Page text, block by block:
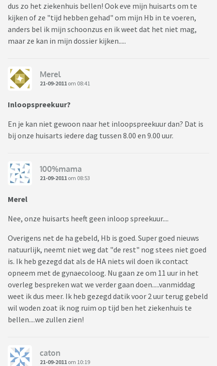
dus zo het ziekenhuis bellen! Ook eve mijn huisarts om te
kijken of ze "tijd hebben gehad" om mijn Hb in te voeren,
anders bel ik mijn schoonzus en ik weet dat het niet mag,
maar ze kan in mijn dossier kijken.....
Merel
21-09-2011 om 08:41
Inloopspreekuur?
En je kan niet gewoon naar het inloopspreekuur dan? Dat is
bij onze huisarts iedere dag tussen 8.00 en 9.00 uur.
100%mama
21-09-2011 om 08:53
Merel
Nee, onze huisarts heeft geen inloop spreekuur....
Overigens net de ha gebeld, Hb is goed. Super goed nieuws
natuurlijk, neemt niet weg dat "de rest" nog stees niet goed
is. Ik heb gezegd dat als de HA niets wil doen ik contact
opneem met de gynaecoloog. Nu gaan ze om 11 uur in het
overleg bespreken wat we verder gaan doen.....vanmiddag
weet ik dus meer. Ik heb gezegd datik voor 2 uur terug gebeld
wil woden zoat ik nog ruim op tijd ben het ziekenhuis te
bellen....we zullen zien!
caton
21-09-2011 om 10:19